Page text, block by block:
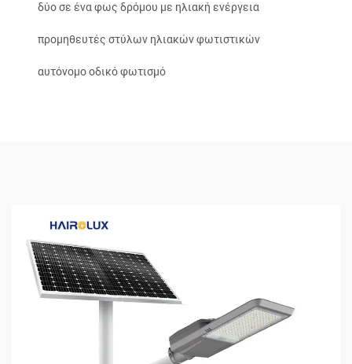
δύο σε ένα φως δρόμου με ηλιακή ενέργεια
προμηθευτές στύλων ηλιακών φωτιστικών
αυτόνομο οδικό φωτισμό